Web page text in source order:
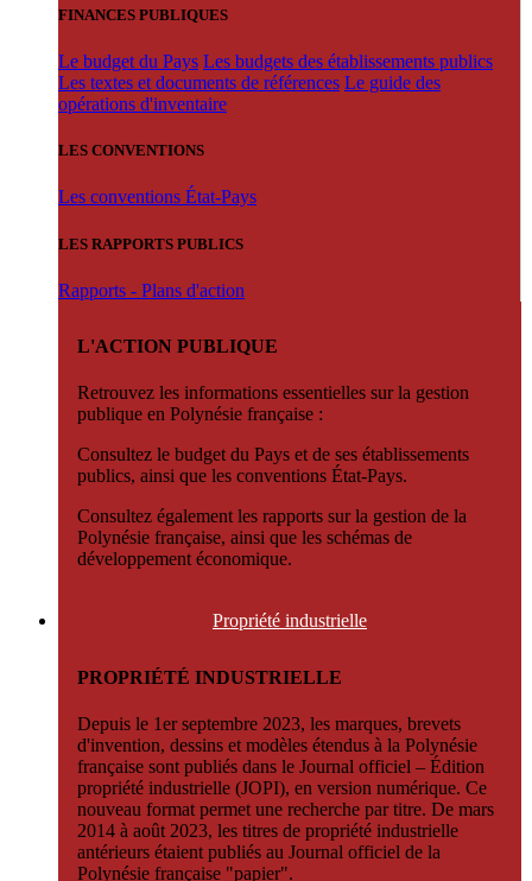
FINANCES PUBLIQUES
Le budget du Pays Les budgets des établissements publics
Les textes et documents de références Le guide des
opérations d'inventaire
LES CONVENTIONS
Les conventions État-Pays
LES RAPPORTS PUBLICS
Rapports - Plans d'action
L'ACTION PUBLIQUE
Retrouvez les informations essentielles sur la gestion
publique en Polynésie française :
Consultez le budget du Pays et de ses établissements
publics, ainsi que les conventions État-Pays.
Consultez également les rapports sur la gestion de la
Polynésie française, ainsi que les schémas de
développement économique.
Propriété industrielle
PROPRIÉTÉ INDUSTRIELLE
Depuis le 1er septembre 2023, les marques, brevets
d'invention, dessins et modèles étendus à la Polynésie
française sont publiés dans le Journal officiel – Édition
propriété industrielle (JOPI), en version numérique. Ce
nouveau format permet une recherche par titre. De mars
2014 à août 2023, les titres de propriété industrielle
antérieurs étaient publiés au Journal officiel de la
Polynésie française "papier".